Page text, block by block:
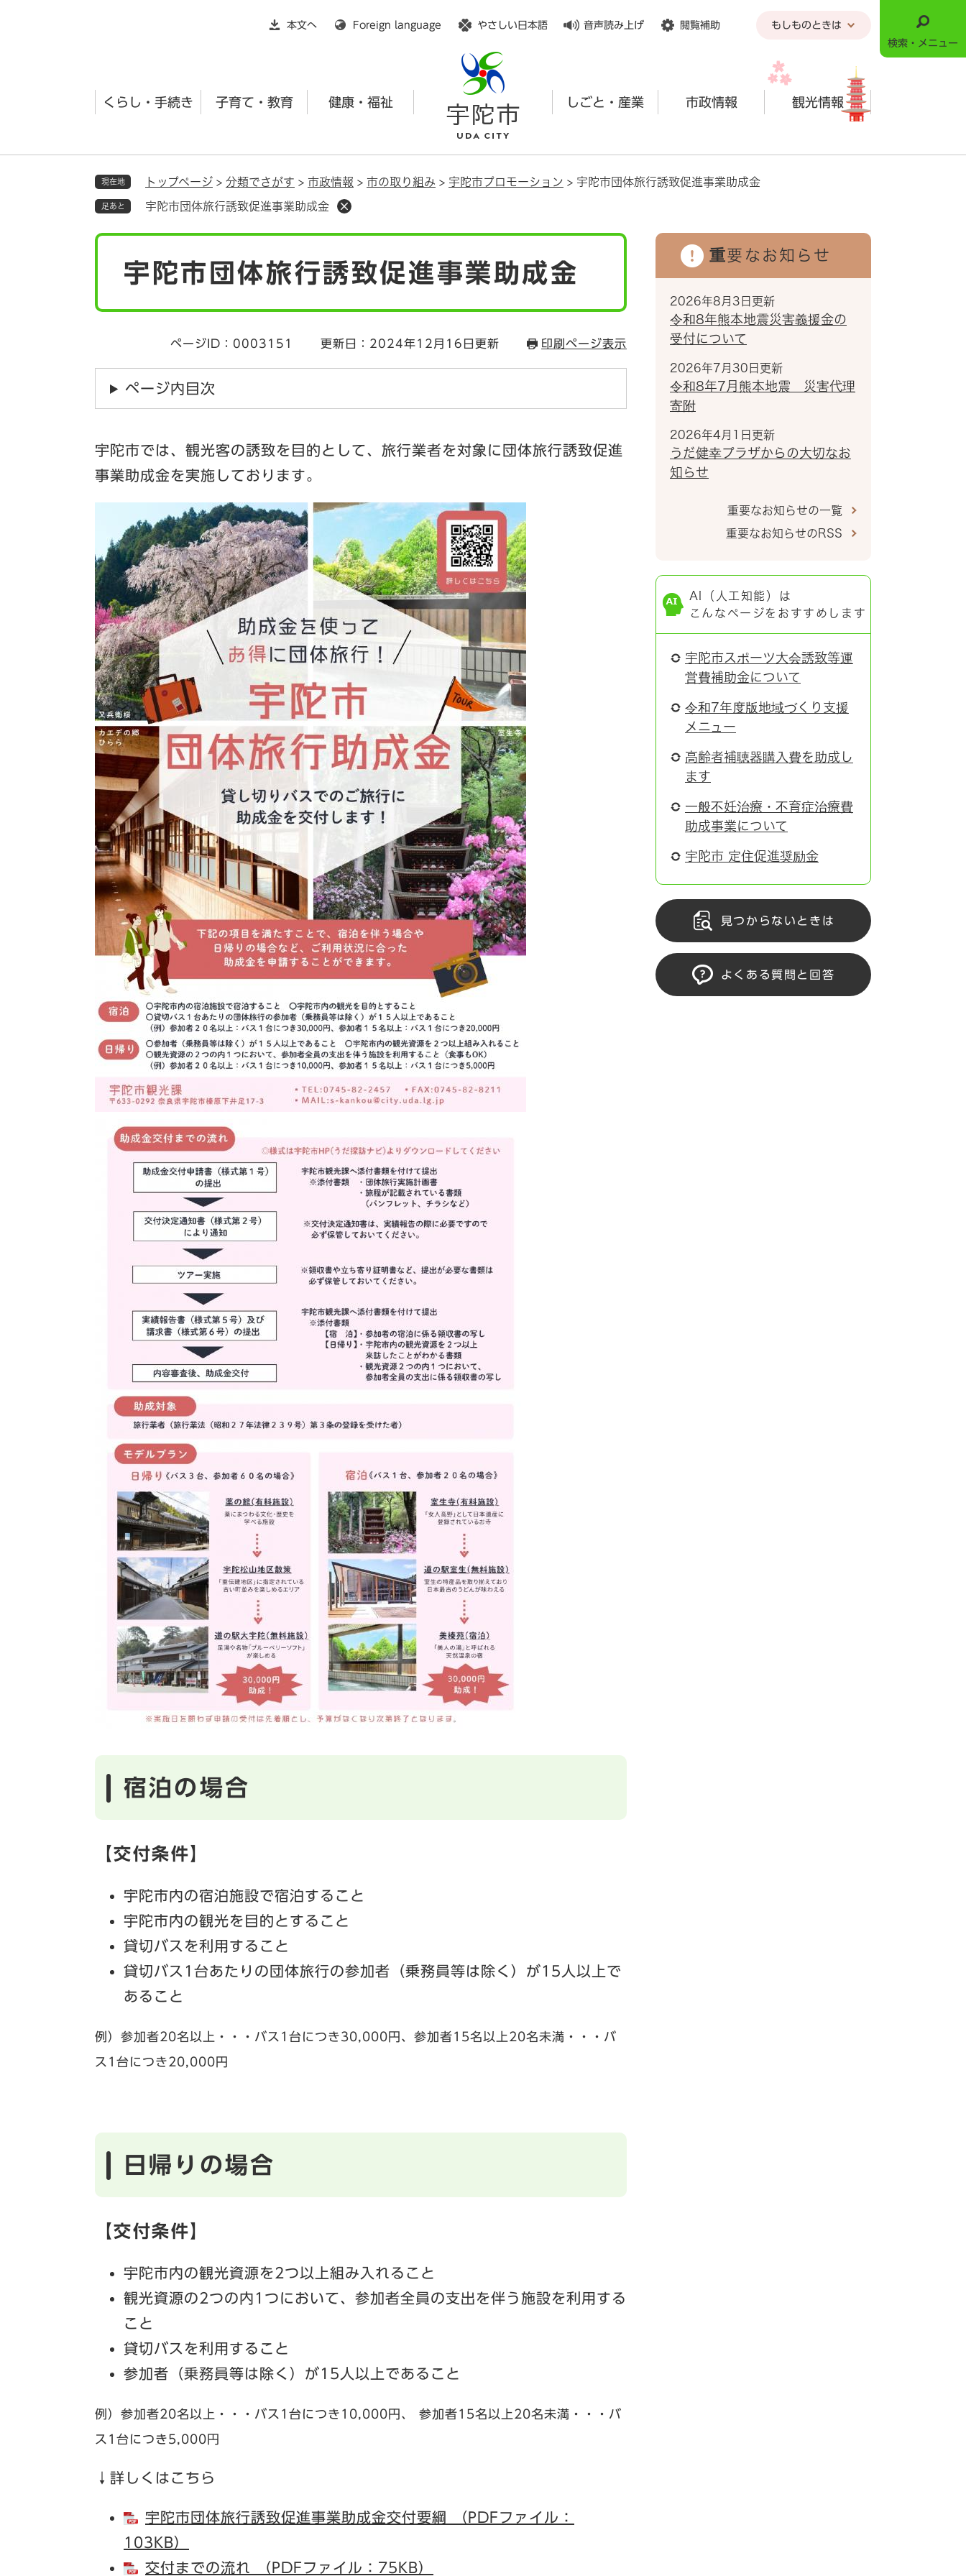
本文へ
Foreign language やさしい日本語 音声読み上げ 閲覧補助 もしものときは
くらし・手続き 子育て・教育 健康・福祉 しごと・産業 市政情報 観光情報
検索・メニュー
現在地 トップページ > 分類でさがす > 市政情報 > 市の取り組み > 宇陀市プロモーション > 宇陀市団体旅行誘致促進事業助成金
足あと 宇陀市団体旅行誘致促進事業助成金
宇陀市団体旅行誘致促進事業助成金
ページID：0003151 更新日：2024年12月16日更新 印刷ページ表示
ページ内目次
​宇陀市では、観光客の誘致を目的として、旅行業者を対象に団体旅行誘致促進
事業助成金を実施しております。
宿泊の場合
【交付条件】
宇陀市内の宿泊施設で宿泊すること
宇陀市内の観光を目的とすること
貸切バスを利用すること
貸切バス1台あたりの団体旅行の参加者（乗務員等は除く）が15人以上で
あること
例）参加者20名以上・・・バス1台につき30,000円、 参加者15名以上20名未満・・・バ
ス1台につき20,000円
日帰りの場合
【交付条件】
宇陀市内の観光資源を2つ以上組み入れること
観光資源の2つの内1つにおいて、参加者全員の支出を伴う施設を利用する
こと
貸切バスを利用すること
参加者（乗務員等は除く）が15人以上であること
例）参加者20名以上・・・バス1台につき10,000円、 参加者15名以上20名未満・・・バ
ス1台につき5,000円
↓詳しくはこちら
宇陀市団体旅行誘致促進事業助成金交付要綱 （PDFファイル：
103KB）
交付までの流れ （PDFファイル：75KB）
重要なお知らせ
2026年8月3日更新
令和8年熊本地震災害義援金の
受付について
2026年7月30日更新
令和8年7月熊本地震 災害代理
寄附
2026年4月1日更新
うだ健幸プラザからの大切なお
知らせ
重要なお知らせの一覧
重要なお知らせのRSS
AI（人工知能）は
こんなページをおすすめします
宇陀市スポーツ大会誘致等運
営費補助金について
令和7年度版地域づくり支援
メニュー
高齢者補聴器購入費を助成し
ます
一般不妊治療・不育症治療費
助成事業について
宇陀市 定住促進奨励金
見つからないときは
よくある質問と回答